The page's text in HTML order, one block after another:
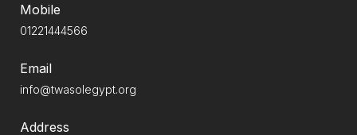
Mobile
01221444566
Email
info@twasolegypt.org
Address